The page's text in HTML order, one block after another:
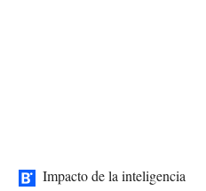
Impacto de la inteligencia